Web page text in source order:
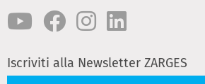
Iscriviti alla Newsletter ZARGES